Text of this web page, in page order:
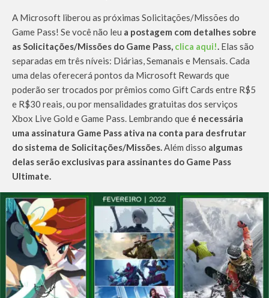
A Microsoft liberou as próximas Solicitações/Missões do
Game Pass! Se você não leu a postagem com detalhes sobre
as Solicitações/Missões do Game Pass, clica aqui!. Elas são
separadas em três níveis: Diárias, Semanais e Mensais. Cada
uma delas oferecerá pontos da Microsoft Rewards que
poderão ser trocados por prêmios como Gift Cards entre R$5
e R$30 reais, ou por mensalidades gratuitas dos serviços
Xbox Live Gold e Game Pass. Lembrando que é necessária
uma assinatura Game Pass ativa na conta para desfrutar
do sistema de Solicitações/Missões.Além disso algumas
delas serão exclusivas para assinantes do Game Pass
Ultimate.